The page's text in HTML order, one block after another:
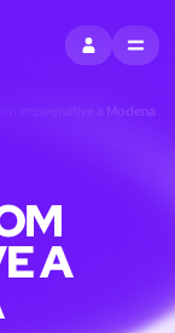
ACCEDIMENU
impegnative a Modena
A